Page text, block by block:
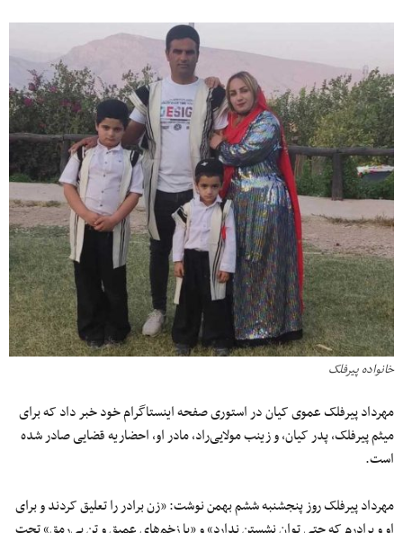
خانواده پیرفلک
مهرداد پیرفلک عموی کیان در استوری صفحه اینستاگرام خود خبر داد که برای
میثم پیرفلک، پدر کیان، و زینب مولایی‌راد، مادر او، احضاریه قضایی صادر شده
است.
مهرداد پیرفلک روز پنجشنبه ششم بهمن نوشت: «زن ‌برادر را تعلیق کردند و برای